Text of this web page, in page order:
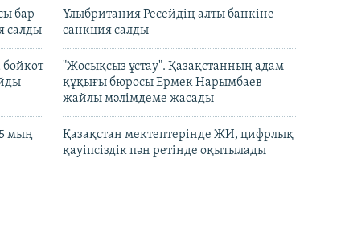
бар
салды
Ұлыбритания Ресейдің алты банкіне
санкция салды
"Жосықсыз ұстау". Қазақстанның адам
құқығы бюросы Ермек Нарымбаев
жайлы мәлімдеме жасады
мың
Қазақстан мектептерінде ЖИ, цифрлық
қауіпсіздік пән ретінде оқытылады